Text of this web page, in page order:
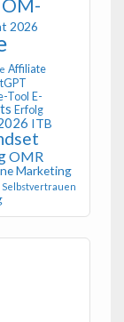
2026
Affiliate
Tool E-
Erfolg
ITB
OMR
Marketing
Selbstvertrauen